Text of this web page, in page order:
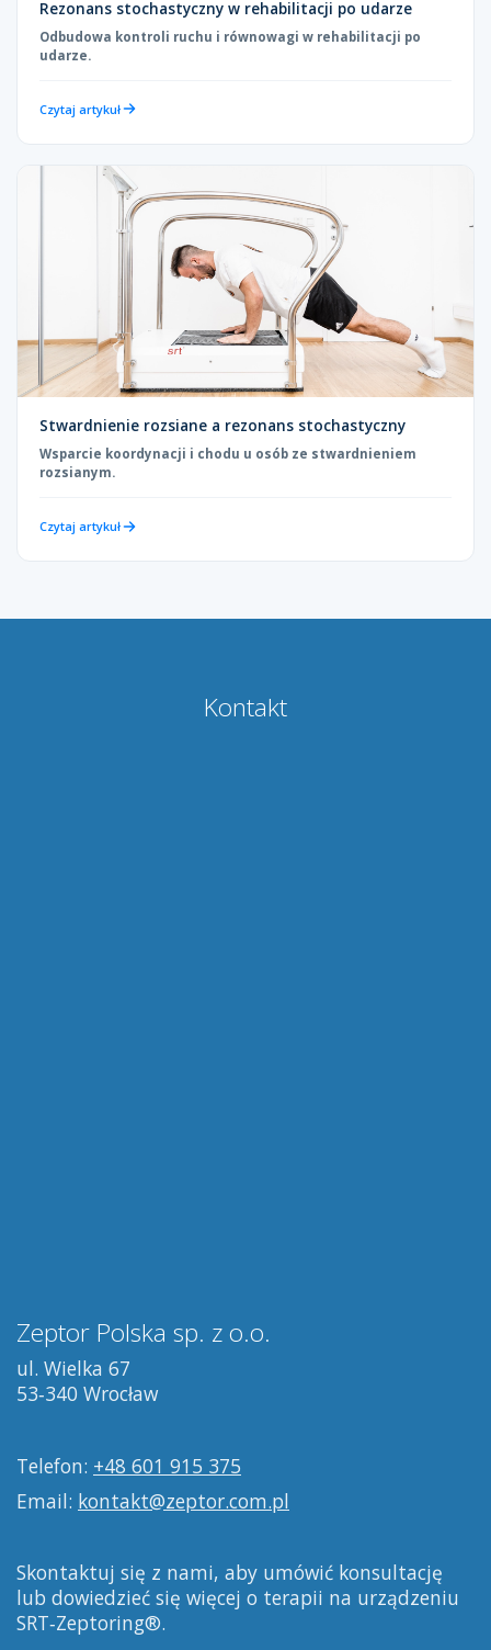
Rezonans stochastyczny w rehabilitacji po udarze
Odbudowa kontroli ruchu i równowagi w rehabilitacji po
udarze.
Czytaj artykuł
Stwardnienie rozsiane a rezonans stochastyczny
Wsparcie koordynacji i chodu u osób ze stwardnieniem
rozsianym.
Czytaj artykuł
Kontakt
Zeptor Polska sp. z o.o.
ul. Wielka 67
53‑340 Wrocław
Telefon: +48 601 915 375
Email: kontakt@zeptor.com.pl
Skontaktuj się z nami, aby umówić konsultację
lub dowiedzieć się więcej o terapii na urządzeniu
SRT‑Zeptoring®.